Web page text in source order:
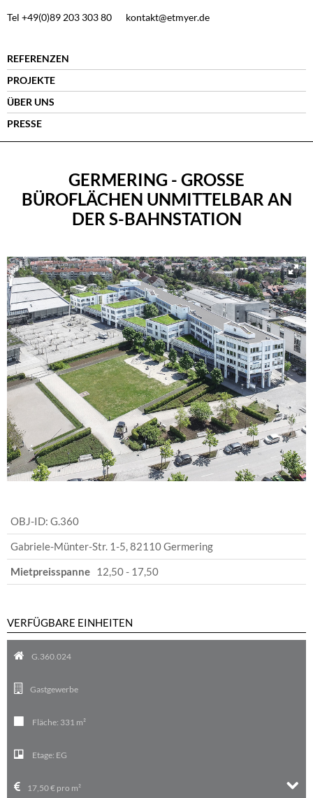
Tel +49(0)89 203 303 80 kontakt@etmyer.de
REFERENZEN
PROJEKTE
ÜBER UNS
PRESSE
GERMERING - GROSSE B
ÜROFLÄCHEN UNMITTELBAR AN D
ER S-BAHNSTATION
OBJ-ID: G.360
Gabriele-Münter-Str. 1-5,82110 Germering
Mietpreisspanne 12,50 - 17,50
VERFÜGBARE EINHEITEN
G.360.024
Gastgewerbe
Fläche: 331 m²
Etage: EG
17,50 € pro m²